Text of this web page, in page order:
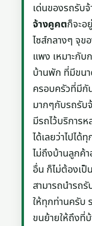
เด่นของรถรับ
จ้างคูคตก็จะอ
ไซส์กลางๆ จุข
แพง เหมาะกับ
บ้านพัก ที่มีขน
ครอบครัวที่มีกั
มากๆกับรถรับ
มีรถไว้บริการ
ได้เลยว่าไปได้
ไม่ถึงบ้านลูกค้
อื่น ก็ไม่ต้องเป็
สามารถนำรถ
ให้ทุกท่านครับ
ขนย้ายให้ถึงที่บ้